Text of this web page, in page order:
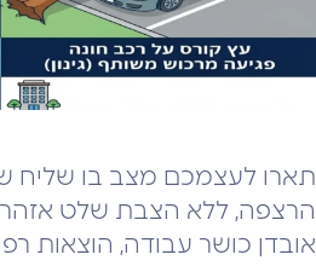
תארו לעצמכם מצב בו שליח
הרצפה, ללא הצבת שלט אזהרה
אובדן כושר עבודה, הוצאות